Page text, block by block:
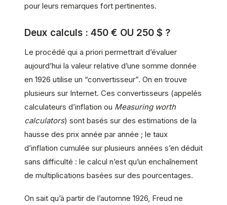
pour leurs remarques fort pertinentes.
Deux calculs : 450 € OU 250 $ ?
Le procédé qui a priori permettrait d’évaluer
aujourd’hui la valeur relative d’une somme donnée
en 1926 utilise un “convertisseur”. On en trouve
plusieurs sur Internet. Ces convertisseurs (appelés
calculateurs d’inflation ou Measuring worth
calculators) sont basés sur des estimations de la
hausse des prix année par année ; le taux
d’inflation cumulée sur plusieurs années s’en déduit
sans difficulté : le calcul n’est qu’un enchaînement
de multiplications basées sur des pourcentages.
On sait qu’à partir de l’automne 1926, Freud ne